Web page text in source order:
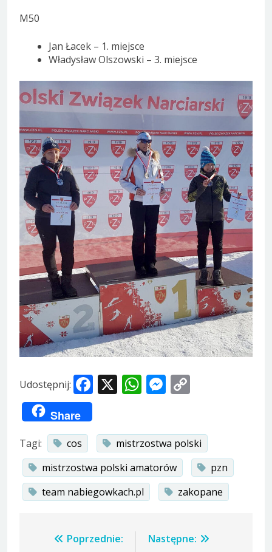
M50
Jan Łacek – 1. miejsce
Władysław Olszowski – 3. miejsce
Udostępnij: Facebook
X WhatsApp
Messenger
Share
Tagi: cos
mistrzostwa polski
mistrzostwa polski amatorów
pzn
team nabiegowkach.pl
zakopane
Nawigacja
Poprzednie:
Następne: